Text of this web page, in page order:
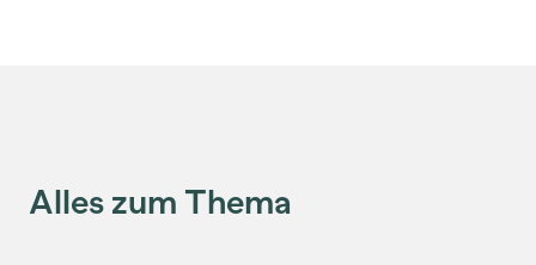
Alles zum Thema